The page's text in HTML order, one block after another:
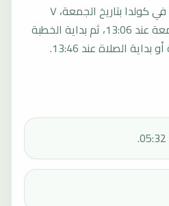
موعد صلاة الجمعة القادمة في كولدا بتاريخ الجمعة، ٧
أغسطس ٢٠٢٦ يبدأ بأذان الجمعة عند 13:06، ثم بداية الخطبة